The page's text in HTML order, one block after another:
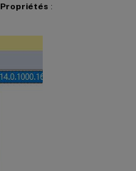
Propriétés :